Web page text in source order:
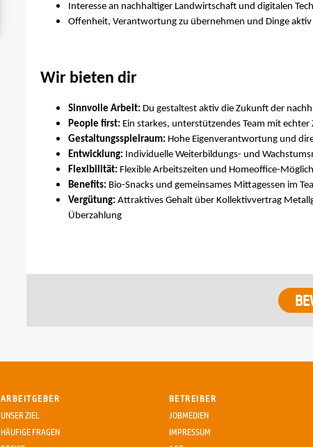
Interesse an nachhaltiger Landwirtschaft und digitalen
Offenheit, Verantwortung zu übernehmen und Dinge
Wir bieten dir
Sinnvolle Arbeit: Du gestaltest aktiv die Zukunft der
People first: Ein starkes, unterstützendes Team mit
Gestaltungsspielraum: Hohe Eigenverantwortung und
Entwicklung: Individuelle Weiterbildungs- und
Flexibilität: Flexible Arbeitszeiten und Homeoffice-
Benefits: Bio-Snacks und gemeinsames Mittagessen im
Vergütung: Attraktives Gehalt über Kollektivvertrag
Überzahlung
ARBEITGEBER
UNSER ZIEL
HÄUFIGE FRAGEN
BETREIBER
JOBMEDIEN
IMPRESSUM